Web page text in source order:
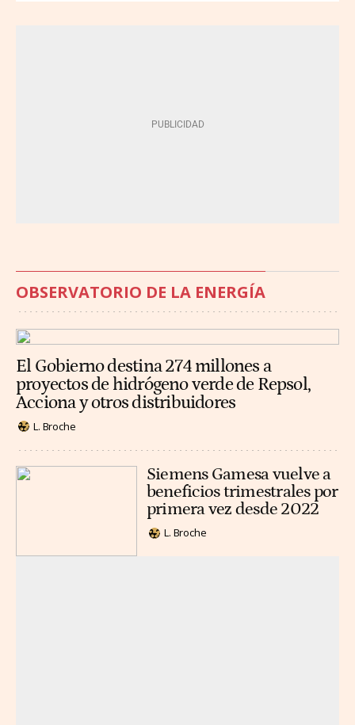
OBSERVATORIO DE LA ENERGÍA
El Gobierno destina 274 millones a
proyectos de hidrógeno verde de Repsol,
Acciona y otros distribuidores
L. Broche
Siemens Gamesa vuelve a
beneficios trimestrales por
primera vez desde 2022
L. Broche